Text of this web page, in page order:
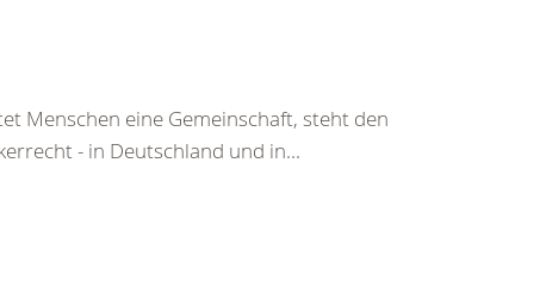
Menschen eine Gemeinschaft, steht den
- in Deutschland und in...